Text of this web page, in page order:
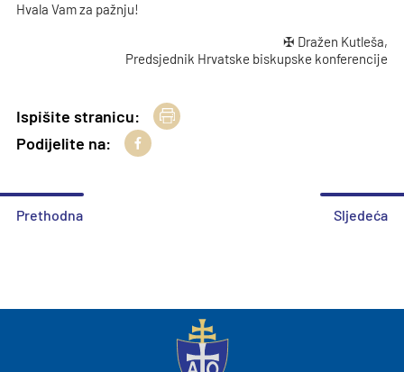
Hvala Vam za pažnju!
✠ Dražen Kutleša,
Predsjednik Hrvatske biskupske konferencije
Ispišite stranicu:
Podijelite na:
Prethodna Sljedeća